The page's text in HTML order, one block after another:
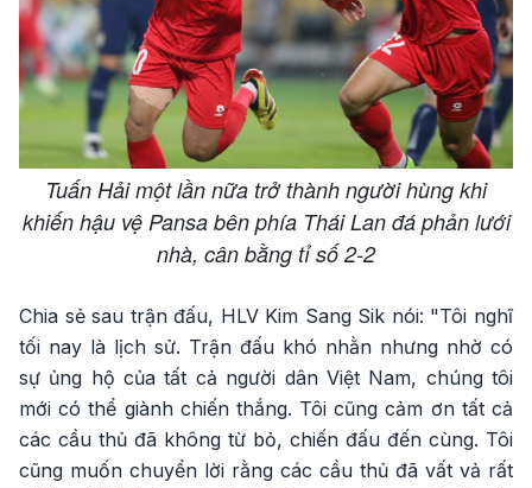
Tuấn Hải một lần nữa trở thành người hùng khi
khiến hậu vệ Pansa bên phía Thái Lan đá phản lưới
nhà, cân bằng tỉ số 2-2
Chia sẻ sau trận đấu, HLV Kim Sang Sik nói: "Tôi nghĩ
tối nay là lịch sử. Trận đấu khó nhằn nhưng nhờ có
sự ủng hộ của tất cả người dân Việt Nam, chúng tôi
mới có thể giành chiến thắng. Tôi cũng cảm ơn tất cả
các cầu thủ đã không từ bỏ, chiến đấu đến cùng. Tôi
cũng muốn chuyển lời rằng các cầu thủ đã vất vả rất